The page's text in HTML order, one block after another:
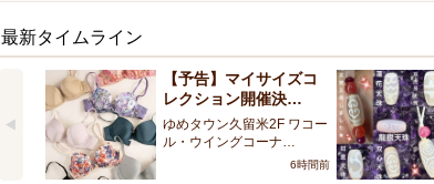
最新タイムライン
【予告】マイサイズコ
レクション開催決…
ゆめタウン久留米2F ワコー
ル・ウイングコーナ…
6時間前